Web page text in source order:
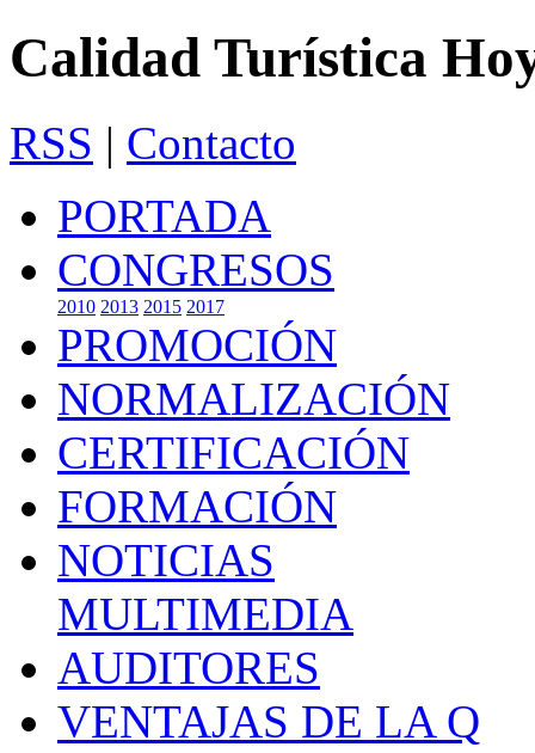
Calidad Turística
RSS | Contacto
PORTADA
CONGRESOS
2010 2013 2015 2017
PROMOCIÓN
NORMALIZACIÓN
CERTIFICACIÓN
FORMACIÓN
NOTICIAS
MULTIMEDIA
AUDITORES
VENTAJAS DE LA Q